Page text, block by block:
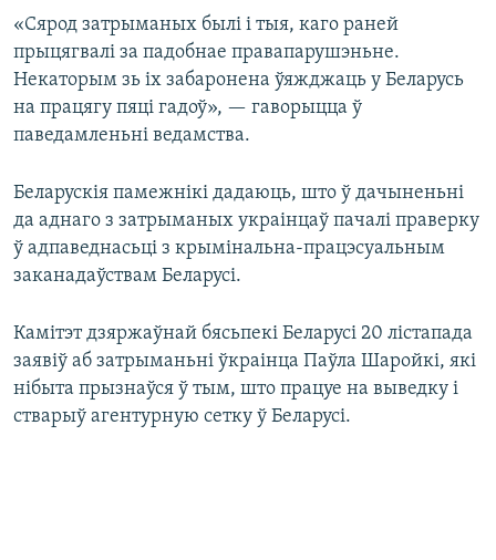
«Сярод затрыманых былі і тыя, каго раней
прыцягвалі за падобнае правапарушэньне.
Некаторым зь іх забаронена ўяжджаць у Беларусь
на працягу пяці гадоў», — гаворыцца ў
паведамленьні ведамства.
Беларускія памежнікі дадаюць, што ў дачыненьні
да аднаго з затрыманых украінцаў пачалі праверку
ў адпаведнасьці з крымінальна-працэсуальным
заканадаўствам Беларусі.
Камітэт дзяржаўнай бясьпекі Беларусі 20 лістапада
заявіў аб затрыманьні ўкраінца Паўла Шаройкі, які
нібыта прызнаўся ў тым, што працуе на выведку і
стварыў агентурную сетку ў Беларусі.